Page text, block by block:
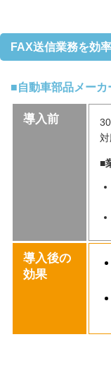
FAX送信業務を効率
■自動車部品メーカ
導入前
対
■
導入後の
効果